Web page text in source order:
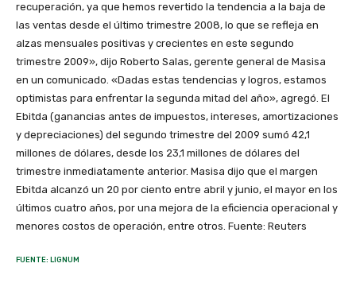
recuperación, ya que hemos revertido la tendencia a la baja de
las ventas desde el último trimestre 2008, lo que se refleja en
alzas mensuales positivas y crecientes en este segundo
trimestre 2009», dijo Roberto Salas, gerente general de Masisa
en un comunicado. «Dadas estas tendencias y logros, estamos
optimistas para enfrentar la segunda mitad del año», agregó. El
Ebitda (ganancias antes de impuestos, intereses, amortizaciones
y depreciaciones) del segundo trimestre del 2009 sumó 42,1
millones de dólares, desde los 23,1 millones de dólares del
trimestre inmediatamente anterior. Masisa dijo que el margen
Ebitda alcanzó un 20 por ciento entre abril y junio, el mayor en los
últimos cuatro años, por una mejora de la eficiencia operacional y
menores costos de operación, entre otros. Fuente: Reuters
FUENTE: LIGNUM